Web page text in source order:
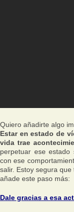
Quiero añadirte algo
Estar en estado de
vida trae
perpetuar ese
con ese
salir. Estoy segura
añade este paso más:
Dale gracias a esa